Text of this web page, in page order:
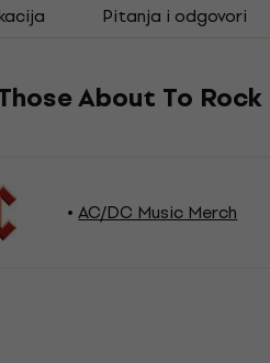
Pitanja i odgovori
About To
AC/DC Music Merch